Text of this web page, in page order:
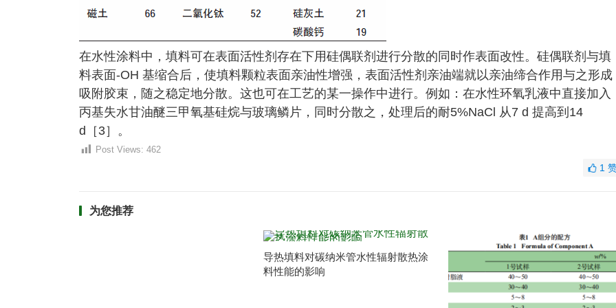
在水性涂料中，填料可在表面活性剂存在下用硅偶联剂进行分散的同时作表面改性。硅偶联剂与填
料表面-OH 基缩合后，使填料颗粒表面亲油性增强，表面活性剂亲油端就以亲油缔合作用与之形成
吸附胶束，随之稳定地分散。这也可在工艺的某一操作中进行。例如：在水性环氧乳液中直接加入
丙基失水甘油醚三甲氧基硅烷与玻璃鳞片，同时分散之，处理后的耐5%NaCl 从7 d 提高到14
d［3］。
Post Views: 462
1
为您推荐
导热填料对碳纳米管水性辐射散热涂
料性能的影响